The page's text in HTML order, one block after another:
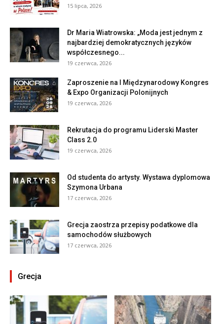
15 lipca, 2026
Dr Maria Wiatrowska: „Moda jest jednym z
najbardziej demokratycznych języków
współczesnego...
19 czerwca, 2026
Zaproszenie na I Międzynarodowy Kongres
& Expo Organizacji Polonijnych
19 czerwca, 2026
Rekrutacja do programu Liderski Master
Class 2.0
19 czerwca, 2026
Od studenta do artysty. Wystawa dyplomowa
Szymona Urbana
17 czerwca, 2026
Grecja zaostrza przepisy podatkowe dla
samochodów służbowych
17 czerwca, 2026
Grecja